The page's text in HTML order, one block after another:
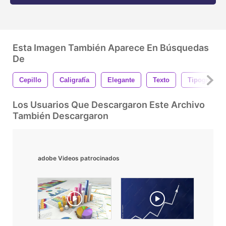
Esta Imagen También Aparece En Búsquedas
De
Cepillo Caligrafía Elegante Texto Tipografía
Los Usuarios Que Descargaron Este Archivo
También Descargaron
adobe Videos patrocinados